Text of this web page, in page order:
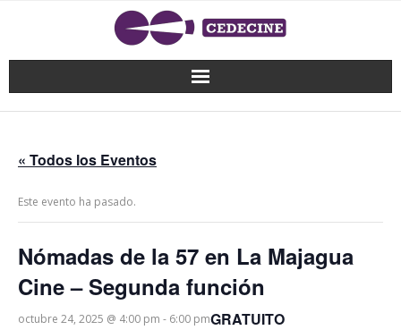
« Todos los Eventos
Este evento ha pasado.
Nómadas de la 57 en La Majagua
Cine – Segunda función
octubre 24, 2025 @ 4:00 pm - 6:00 pmGRATUITO